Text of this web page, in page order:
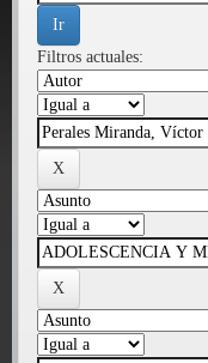
Filtros actuales: